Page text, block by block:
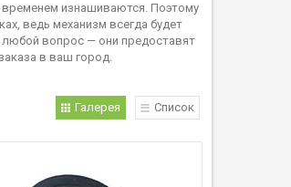
изнашиваются. Поэтому
ведь механизм всегда будет
вопрос — они предоставят
в ваш город.
Галерея Список